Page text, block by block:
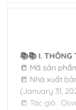
📚📚 I. THÔNG
📒 Mã sản
📒 Nhà xuất
(January 31,
📒 Tác giả :